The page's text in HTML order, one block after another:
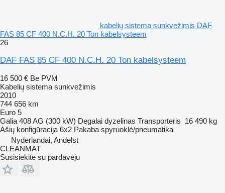
kabelių sistema sunkvežimis DAF
FAS 85 CF 400 N.C.H. 20 Ton kabelsysteem
26
DAF FAS 85 CF 400 N.C.H. 20 Ton kabelsysteem
16 500 € Be PVM
Kabelių sistema sunkvežimis
2010
744 656 km
Euro 5
Galia 408 AG (300 kW) Degalai dyzelinas Transporteris 16 490 kg
Ašių konfigūracija 6x2 Pakaba spyruoklė/pneumatika
Nyderlandai, Andelst
CLEANMAT
Susisiekite su pardavėju